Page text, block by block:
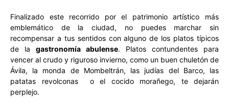
Finalizado este recorrido por el patrimonio artístico más
emblemático de la ciudad, no puedes marchar sin
recompensar a tus sentidos con alguno de los platos típicos
de la gastronomía abulense. Platos contundentes para
vencer al crudo y riguroso invierno, como un buen chuletón de
Ávila, la monda de Mombeltrán, las judías del Barco, las
patatas revolconas o el cocido morañego, te dejarán
perplejo.